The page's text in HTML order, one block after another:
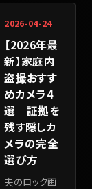
2026-04-24
【2026年最
新】家庭内
盗撮おすす
めカメラ4
選｜証拠を
残す隠しカ
メラの完全
選び方
夫のロック画